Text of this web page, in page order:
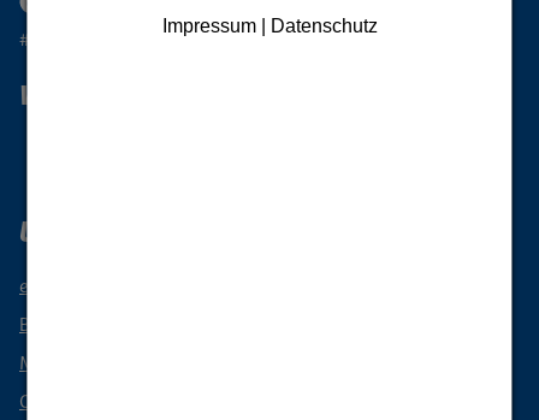
#oberlausitzunique
Wanderlust Upper Lusatia
Upper Lusatia vacation region
events
Book a vacation
Mobile through Upper Lusatia
Culinary delights from Upper Lusatia
Impressum | Datenschutz